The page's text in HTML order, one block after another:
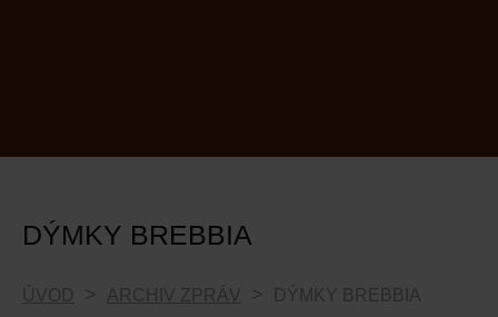
DÝMKY BREBBIA
ÚVOD ARCHIV ZPRÁV DÝMKY BREBBIA